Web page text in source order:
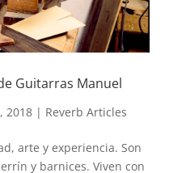
Guitarras Manuel
2018| Reverb Articles
arte y experiencia. Son
y barnices. Viven con